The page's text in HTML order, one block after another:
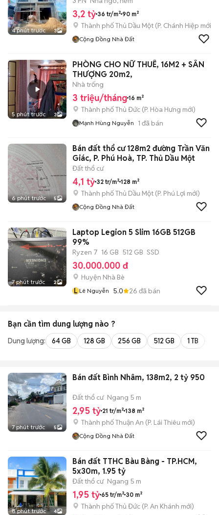
4 phút trước 3
3,2 tỷ 36 tr/m² 90 m²
Thành phố Thủ Dầu Một (P. Chánh Hiệp mới)
Cộng Đồng Nhà Đất
5 phút trước 3
PHÒNG CHO NỮ THUÊ, 16M2 + SÂN
THƯỢNG 20m2,
Nhà trống
3 triệu/tháng 16 m²
Thành phố Thủ Đức (P. Hòa Hưng mới)
Mạnh Hùng Nguyễn 1 đã bán
6 phút trước 5
Bán đất thổ cư 128m2 đường Trần Văn
Giác, P. Phú Hoà, TP. Thủ Dầu Một
Đất thổ cư
4,1 tỷ 32 tr/m² 128 m²
Thành phố Thủ Dầu Một (P. Phú Lợi mới)
Cộng Đồng Nhà Đất
7 phút trước 2
Laptop Legion 5 Slim 16GB 512GB
99%
Ryzen 7 16 GB 512 GB SSD
30.000.000 đ
Huyện Nhà Bè
L Lê Nguyễn 5.0 26 đã bán
Bạn cần tìm dung lượng nào ?
Dung lượng: 64 GB 128 GB 256 GB 512 GB 1 TB
7 phút trước 5
Bán đất Bình Nhâm, 138m2, 2 tỷ 950
Đất thổ cư Ngang 5 m
2,95 tỷ 21 tr/m² 138 m²
Thành phố Thuận An (P. Lái Thiêu mới)
Cộng Đồng Nhà Đất
8 phút trước 4
Bán đất TTHC Bàu Bàng - TP.HCM,
5x30m, 1.95 tỷ
Đất thổ cư Ngang 5 m
1,95 tỷ 65 tr/m² 30 m²
Thành phố Thủ Đức (P. An Khánh mới)